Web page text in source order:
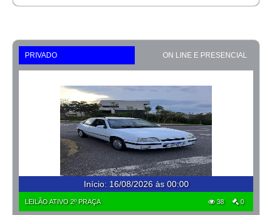
PRIVADO ON LINE E PRESENCIAL
Início: 16/08/2026 às 00:00
LEILÃO ATIVO 2º PRAÇA 38 0